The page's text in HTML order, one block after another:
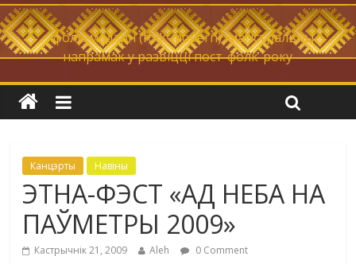
… фолк-мадэрн (folk-modern), магістральны
напрамак у развіцці пост-фолк-року
Канцэрты Навіны
ЭТНА-ФЭСТ «АД НЕБА НА
ПАЎМЕТРЫ 2009»
Кастрычнік 21, 2009 Aleh 0 Comment